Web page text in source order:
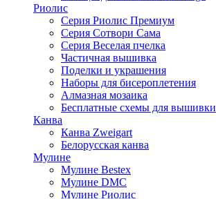
Риолис
Серия Риолис Премиум
Серия Сотвори Сама
Серия Веселая пчелка
Частичная вышивка
Поделки и украшения
Наборы для бисероплетения
Алмазная мозаика
Бесплатные схемы для вышивки
Канва
Канва Zweigart
Белорусская канва
Мулине
Мулине Bestex
Мулине DMC
Мулине Риолис